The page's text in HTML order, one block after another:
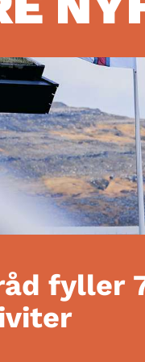
fyller